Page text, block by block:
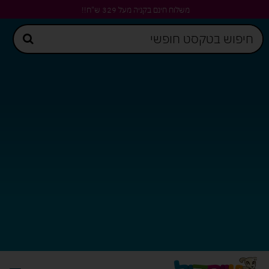
משלוח חינם בקניה מעל 329 ש"ח!!